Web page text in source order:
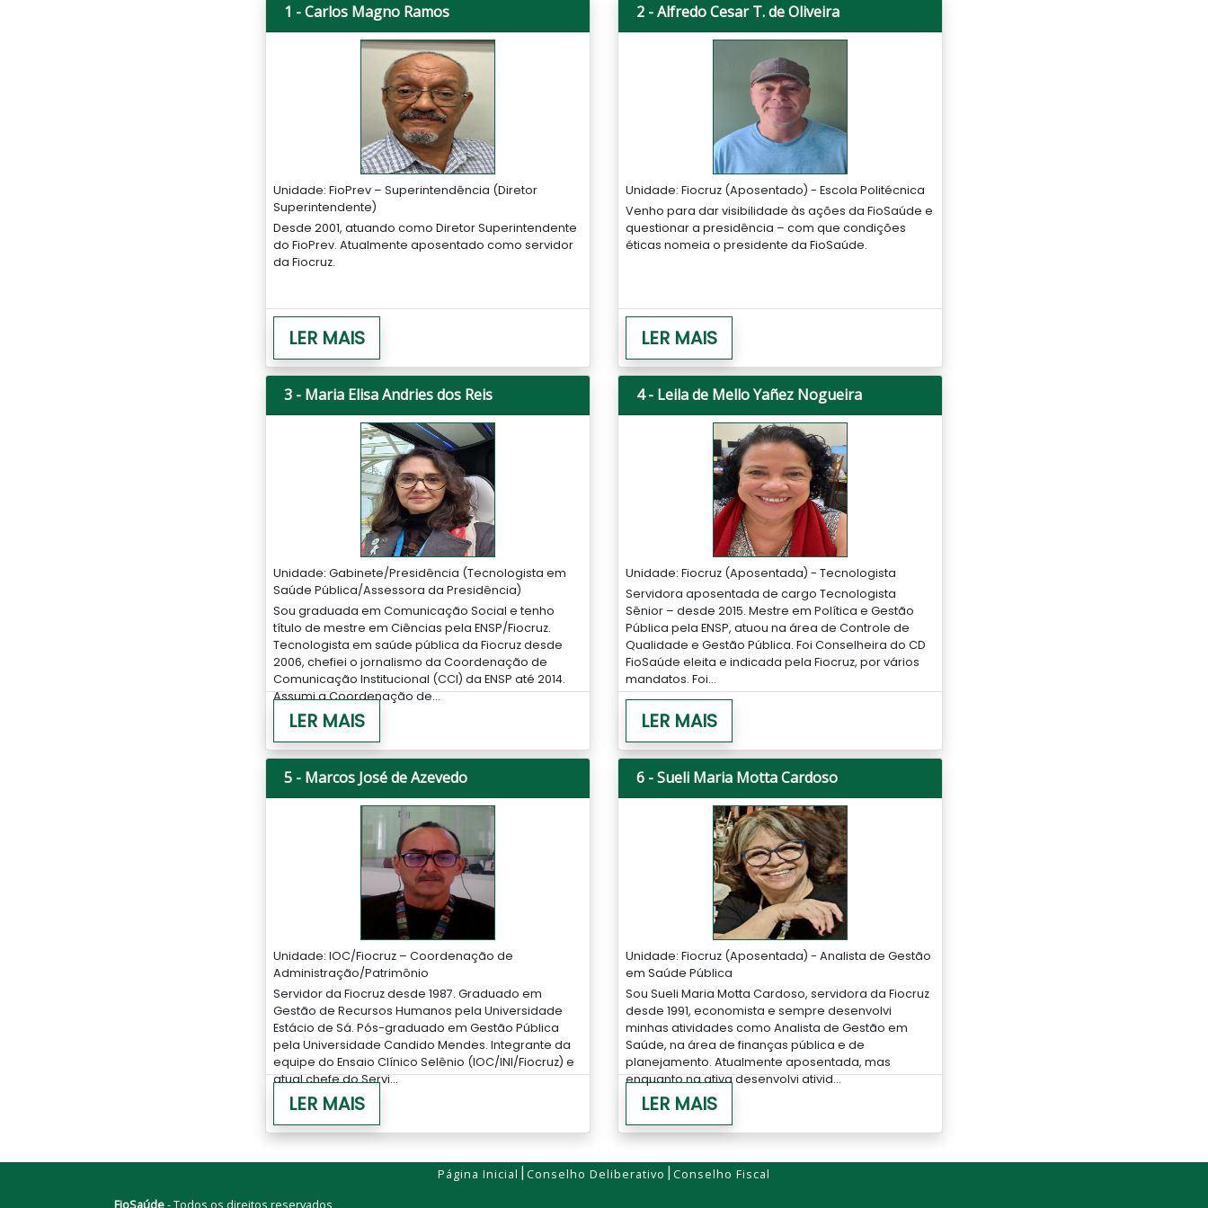
1 - Carlos Magno Ramos
Unidade: FioPrev – Superintendência (Diretor
Superintendente)
Desde 2001, atuando como Diretor Superintendente
do FioPrev. Atualmente aposentado como servidor
da Fiocruz.
LER MAIS
2 - Alfredo Cesar T. de Oliveira
Unidade: Fiocruz (Aposentado) - Escola Politécnica
Venho para dar visibilidade às ações da FioSaúde e
questionar a presidência – com que condições
éticas nomeia o presidente da FioSaúde.
LER MAIS
3 - Maria Elisa Andries dos Reis
Unidade: Gabinete/Presidência (Tecnologista em
Saúde Pública/Assessora da Presidência)
Sou graduada em Comunicação Social e tenho
título de mestre em Ciências pela ENSP/Fiocruz.
Tecnologista em saúde pública da Fiocruz desde
2006, chefiei o jornalismo da Coordenação de
Comunicação Institucional (CCI) da ENSP até 2014.
Assumi a Coordenação de...
LER MAIS
4 - Leila de Mello Yañez Nogueira
Unidade: Fiocruz (Aposentada) - Tecnologista
Servidora aposentada de cargo Tecnologista
Sênior – desde 2015. Mestre em Política e Gestão
Pública pela ENSP, atuou na área de Controle de
Qualidade e Gestão Pública. Foi Conselheira do CD
FioSaúde eleita e indicada pela Fiocruz, por vários
mandatos. Foi...
LER MAIS
5 - Marcos José de Azevedo
Unidade: IOC/Fiocruz – Coordenação de
Administração/Patrimônio
Servidor da Fiocruz desde 1987. Graduado em
Gestão de Recursos Humanos pela Universidade
Estácio de Sá. Pós-graduado em Gestão Pública
pela Universidade Candido Mendes. Integrante da
equipe do Ensaio Clínico Selênio (IOC/INI/Fiocruz) e
atual chefe do Servi...
LER MAIS
6 - Sueli Maria Motta Cardoso
Unidade: Fiocruz (Aposentada) - Analista de Gestão
em Saúde Pública
Sou Sueli Maria Motta Cardoso, servidora da Fiocruz
desde 1991, economista e sempre desenvolvi
minhas atividades como Analista de Gestão em
Saúde, na área de finanças pública e de
planejamento. Atualmente aposentada, mas
enquanto na ativa desenvolvi ativid...
LER MAIS
Página Inicial | Conselho Deliberativo | Conselho Fiscal